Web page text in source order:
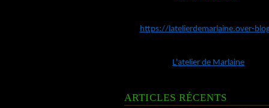
https://latelierdemarlaine.over-
L'atelier de Marlaine
ARTICLES RÉCENTS